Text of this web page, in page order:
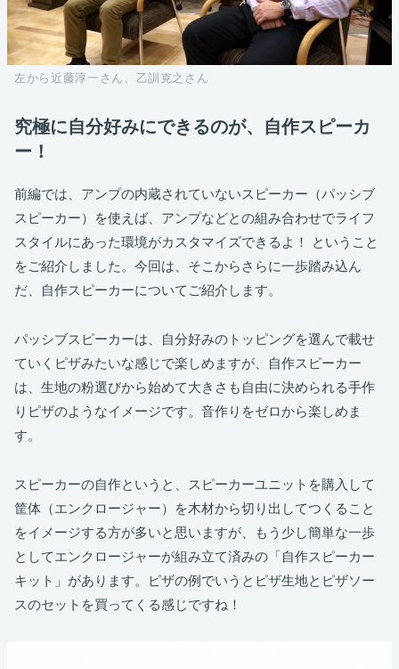
左から近藤淳一さん、乙訓克之さん
究極に自分好みにできるのが、自作スピーカ
ー！
前編では、アンプの内蔵されていないスピーカー（パッシブ
スピーカー）を使えば、アンプなどとの組み合わせでライフ
スタイルにあった環境がカスタマイズできるよ！ ということ
をご紹介しました。今回は、そこからさらに一歩踏み込ん
だ、自作スピーカーについてご紹介します。
パッシブスピーカーは、自分好みのトッピングを選んで載せ
ていくピザみたいな感じで楽しめますが、自作スピーカー
は、生地の粉選びから始めて大きさも自由に決められる手作
りピザのようなイメージです。音作りをゼロから楽しめま
す。
スピーカーの自作というと、スピーカーユニットを購入して
筐体（エンクロージャー）を木材から切り出してつくること
をイメージする方が多いと思いますが、もう少し簡単な一歩
としてエンクロージャーが組み立て済みの「自作スピーカー
キット」があります。ピザの例でいうとピザ生地とピザソー
スのセットを買ってくる感じですね！